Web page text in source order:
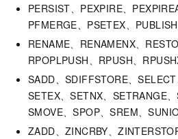
PERSIST、PEXPIRE、
PFMERGE、PSETEX、PUBLISH
RENAME、RENAMENX、
RPOPLPUSH、RPUSH、
SADD、SDIFFSTORE、SELECT
SETEX、SETNX、SETRANGE、
SMOVE、SPOP、SREM、
ZADD、ZINCRBY、